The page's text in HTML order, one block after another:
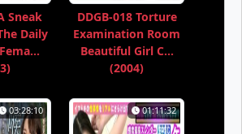
Sneak
Daily
DDGB-018 Torture
Examination Room
Beautiful Girl C...
(2004)
03:28:10 01:11:32